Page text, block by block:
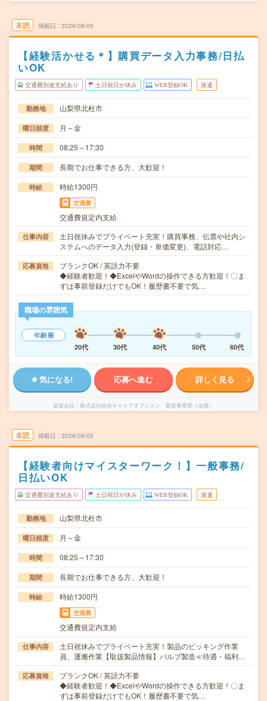
未読 掲載日 2026/08/05
【経験活かせる＊】購買データ入力事務/日払
いOK
交通費別途支給あり 土日祝日が休み WEB登録OK 派遣
勤務地 山梨県北杜市
曜日頻度 月～金
時間 08:25～17:30
期間 長期でお仕事できる方、大歓迎！
時給 時給1300円
交通費
交通費規定内支給
仕事内容
土日祝休みでプライベート充実！購買事務、伝票や社内シ
ステムへのデータ入力(登録・単価変更)、電話対応…
応募資格
ブランクOK / 英語力不要
◆経験者歓迎！◆ExcelやWordの操作できる方歓迎！〇ま
ずは事前登録だけでもOK！履歴書不要で気…
職場の雰囲気
年齢層
20代
30代 40代 50代 60代
気になる! 応募へ進む 詳しく見る
派遣会社 株式会社綜合キャリアオプション 製造事業部（全国）
未読 掲載日 2026/08/05
【経験者向けマイスターワーク！】一般事務/
日払いOK
交通費別途支給あり 土日祝日が休み WEB登録OK 派遣
勤務地 山梨県北杜市
曜日頻度 月～金
時間 08:25～17:30
期間 長期でお仕事できる方、大歓迎！
時給 時給1300円
交通費
交通費規定内支給
仕事内容
土日祝休みでプライベート充実！製品のピッキング作業
員、運搬作業【取扱製品情報】バルブ製造≪待遇・福利…
応募資格
ブランクOK / 英語力不要
◆経験者歓迎！◆ExcelやWordの操作できる方歓迎！〇ま
ずは事前登録だけでもOK！履歴書不要で気…